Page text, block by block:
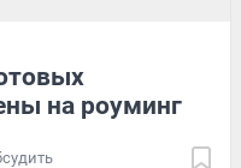
на роуминг